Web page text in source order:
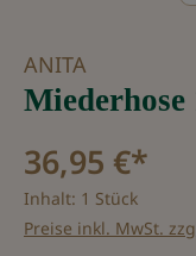
ANITA
Miederhose
36,95 €*
Inhalt: 1 Stück
Preise inkl. MwSt.